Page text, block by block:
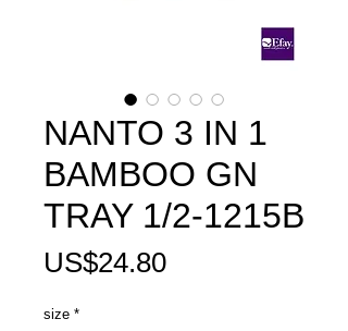
NANTO 3 IN 1
BAMBOO GN
TRAY 1/2-1215B
US$24.80價
size *